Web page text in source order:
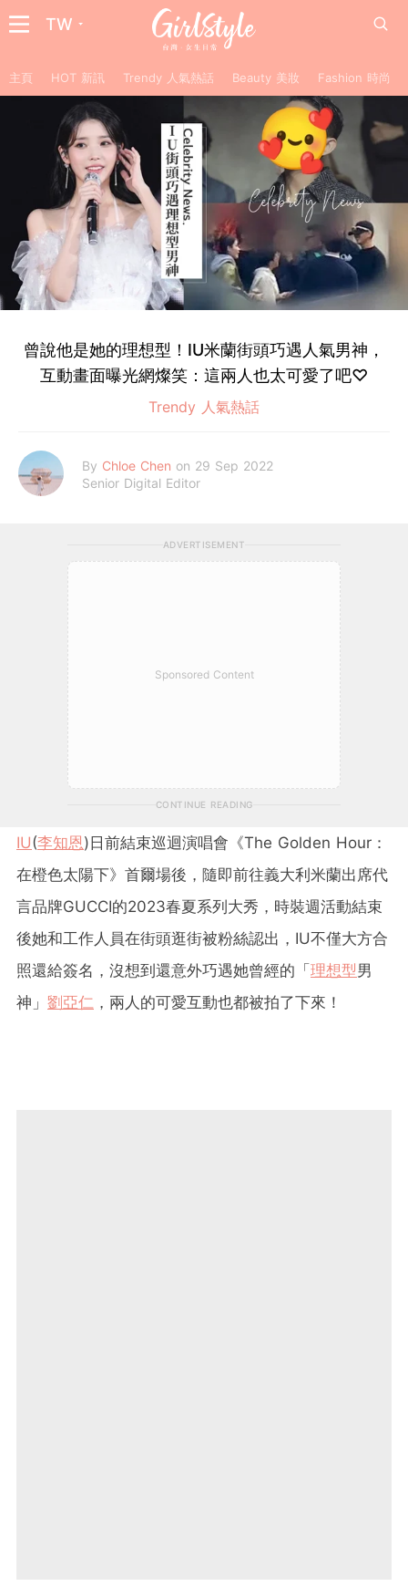
TW
主頁 HOT 新訊 Trendy 人氣熱話 Beauty 美妝 Fashion 時尚
曾說他是她的理想型！IU米蘭街頭巧遇人氣男神，
互動畫面曝光網燦笑：這兩人也太可愛了吧♡
Trendy 人氣熱話
By Chloe Chen on 29 Sep 2022
Senior Digital Editor
ADVERTISEMENT
Sponsored Content
CONTINUE READING
IU(李知恩)日前結束巡迴演唱會《The Golden Hour：
在橙色太陽下》首爾場後，隨即前往義大利米蘭出席代
言品牌GUCCI的2023春夏系列大秀，時裝週活動結束
後她和工作人員在街頭逛街被粉絲認出，IU不僅大方合
照還給簽名，沒想到還意外巧遇她曾經的「理想型男
神」 劉亞仁 ，兩人的可愛互動也都被拍了下來！